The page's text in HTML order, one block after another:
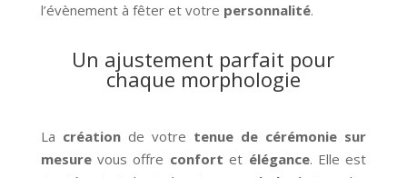
l’évènement à fêter et votre personnalité.
Un ajustement parfait pour
chaque morphologie
La créationde votre tenue de cérémonie sur
mesurevous offre confort et élégance. Elle est